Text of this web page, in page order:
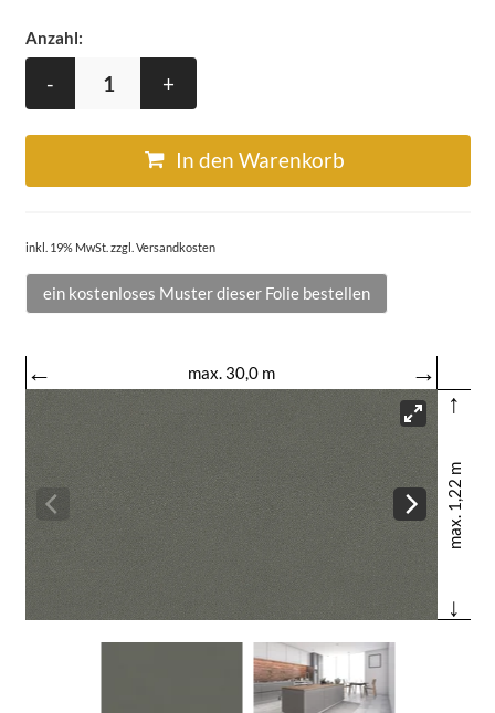
Anzahl:
- +
In den Warenkorb
inkl. 19% MwSt. zzgl. Versandkosten
ein kostenloses Muster dieser Folie bestellen
← max. 30,0 m
→
↑
max. 1,22 m
↓